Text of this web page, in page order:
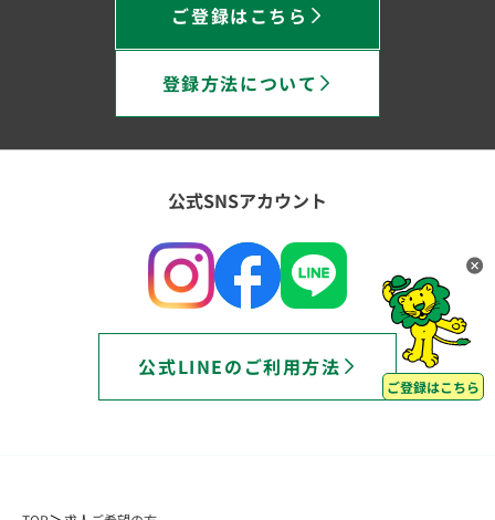
ご登録はこちら
登録方法について
公式SNSアカウント
公式LINEのご利用方法
ご登録はこちら